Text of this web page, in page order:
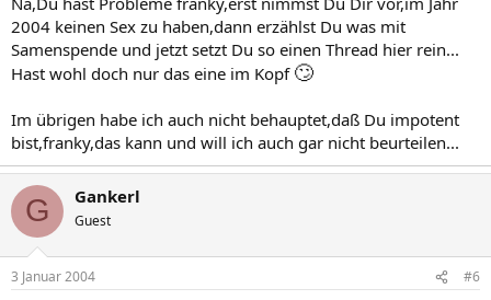
2004 keinen Sex zu haben,dann erzählst Du was mit
Samenspende und jetzt setzt Du so einen Thread hier rein...
Hast wohl doch nur das eine im Kopf 🙄
Im übrigen habe ich auch nicht behauptet,daß Du impotent
bist,franky,das kann und will ich auch gar nicht beurteilen...
G Gankerl
Guest
3 Januar 2004 #6